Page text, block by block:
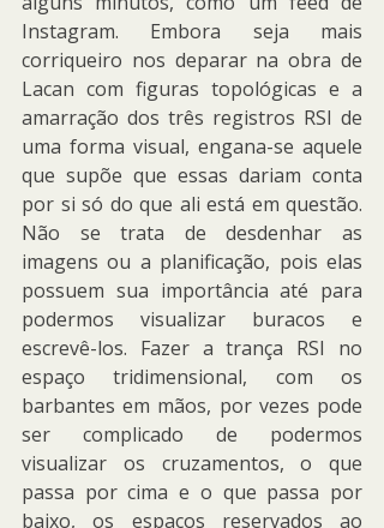
Instagram. Embora seja mais
corriqueiro nos deparar na obra de
Lacan com figuras topológicas e a
amarração dos três registros RSI de
uma forma visual, engana-se aquele
que supõe que essas dariam conta
por si só do que ali está em questão.
Não se trata de desdenhar as
imagens ou a planificação, pois elas
possuem sua importância até para
podermos visualizar buracos e
escrevê-los. Fazer a trança RSI no
espaço tridimensional, com os
barbantes em mãos, por vezes pode
ser complicado de podermos
visualizar os cruzamentos, o que
passa por cima e o que passa por
baixo, os espaços reservados ao